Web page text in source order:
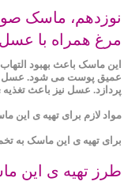
نوزدهم، ماسک
مرغ همراه با
این ماسک باعث بهبود
عمیق پوست می شود. عسل
پردازد. عسل نیز باعث
مواد لازم برای تهیه ی این
برای تهیه ی این ماسک به
طرز تهیه ی این